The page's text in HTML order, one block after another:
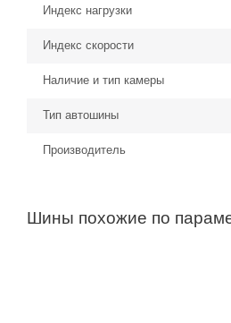
Индекс нагрузки
Индекс скорости
Наличие и тип камеры
Тип автошины
Производитель
Шины похожие по